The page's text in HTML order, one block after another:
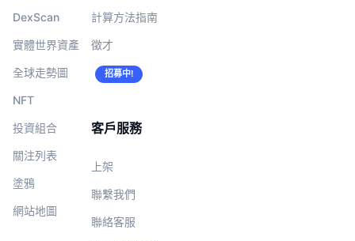
DexScan
實體世界資產
全球走勢圖
NFT
投資組合
關注列表
塗鴉
網站地圖
計算方法指南
徵才
招募中!
客戶服務
上架
聯繫我們
聯絡客服